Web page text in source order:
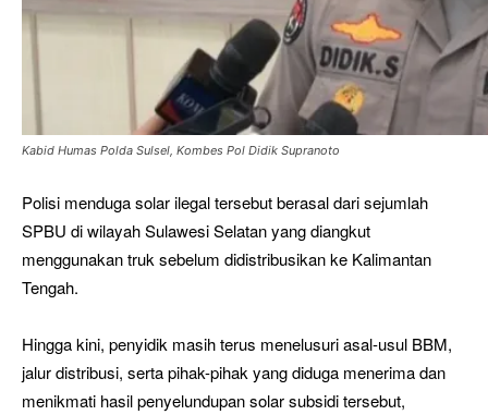
Kabid Humas Polda Sulsel, Kombes Pol Didik Supranoto
Polisi menduga solar ilegal tersebut berasal dari sejumlah
SPBU di wilayah Sulawesi Selatan yang diangkut
menggunakan truk sebelum didistribusikan ke Kalimantan
Tengah.
Hingga kini, penyidik masih terus menelusuri asal-usul BBM,
jalur distribusi, serta pihak-pihak yang diduga menerima dan
menikmati hasil penyelundupan solar subsidi tersebut,